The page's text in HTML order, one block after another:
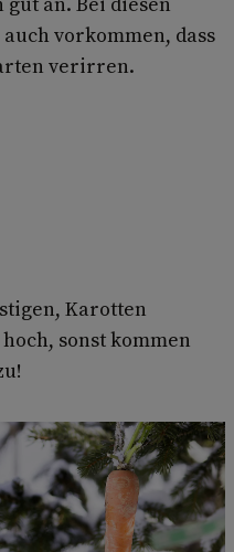
vorkommen, dass
verirren.
Karotten
sonst kommen